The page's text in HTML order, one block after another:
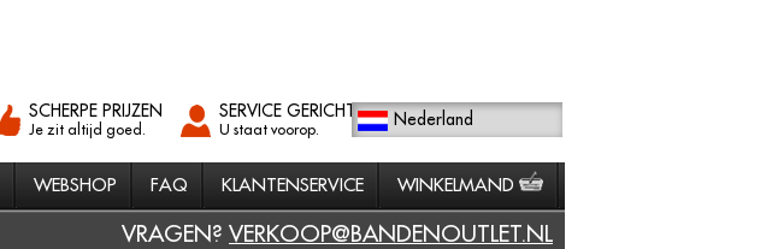
SCHERPE PRIJZEN
Je zit altijd goed.
SERVICE GERICHT
U staat voorop. Nederland
WEBSHOP FAQ KLANTENSERVICE WINKELMAND
VRAGEN? VERKOOP@BANDENOUTLET.NL